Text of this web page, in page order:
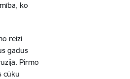
ko
reizi
gadus
Pirmo
cūku